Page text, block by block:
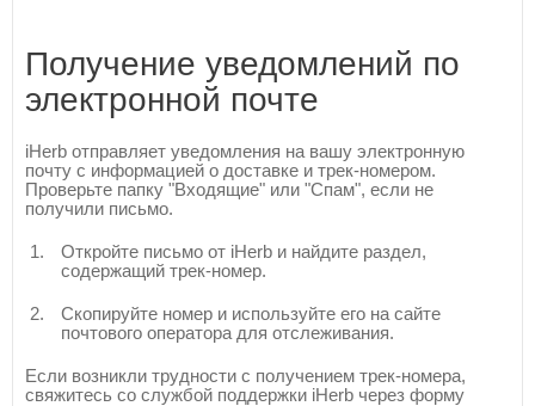
Получение уведомлений по
электронной почте
iHerb отправляет уведомления на вашу электронную
почту с информацией о доставке и трек-номером.
Проверьте папку "Входящие" или "Спам", если не
получили письмо.
Откройте письмо от iHerb и найдите раздел,
содержащий трек-номер.
Скопируйте номер и используйте его на сайте
почтового оператора для отслеживания.
Если возникли трудности с получением трек-номера,
свяжитесь со службой поддержки iHerb через форму